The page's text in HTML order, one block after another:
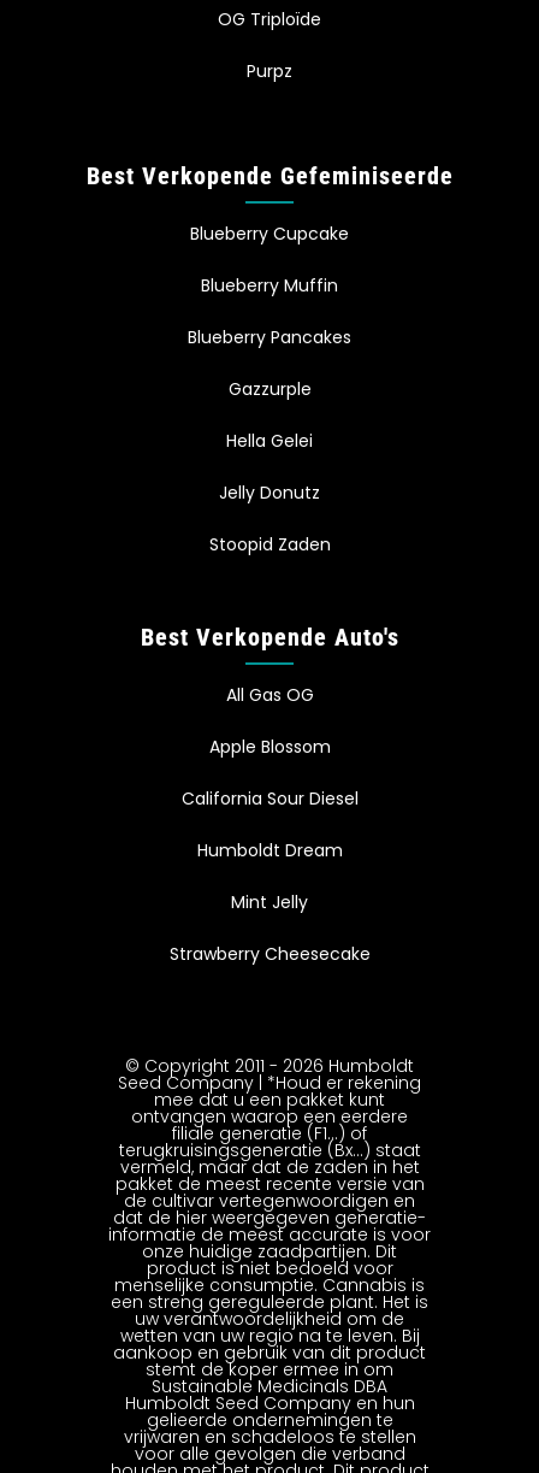
OG Triploïde
Purpz
Best Verkopende Gefeminiseerde
Blueberry Cupcake
Blueberry Muffin
Blueberry Pancakes
Gazzurple
Hella Gelei
Jelly Donutz
Stoopid Zaden
Best Verkopende Auto's
All Gas OG
Apple Blossom
California Sour Diesel
Humboldt Dream
Mint Jelly
Strawberry Cheesecake
© Copyright 2011 - 2026 Humboldt
Seed Company | *Houd er rekening
mee dat u een pakket kunt
ontvangen waarop een eerdere
filiale generatie (F1…) of
terugkruisingsgeneratie (Bx…) staat
vermeld, maar dat de zaden in het
pakket de meest recente versie van
de cultivar vertegenwoordigen en
dat de hier weergegeven generatie-
informatie de meest accurate is voor
onze huidige zaadpartijen. Dit
product is niet bedoeld voor
menselijke consumptie. Cannabis is
een streng gereguleerde plant. Het is
uw verantwoordelijkheid om de
wetten van uw regio na te leven. Bij
aankoop en gebruik van dit product
stemt de koper ermee in om
Sustainable Medicinals DBA
Humboldt Seed Company en hun
gelieerde ondernemingen te
vrijwaren en schadeloos te stellen
voor alle gevolgen die verband